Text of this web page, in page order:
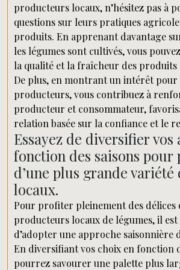
producteurs locaux, n’hésitez pas à
questions sur leurs pratiques
produits. En apprenant davantage
les légumes sont cultivés, vous
la qualité et la fraîcheur des produits
De plus, en montrant un intérêt pour
producteurs, vous contribuez à
producteur et consommateur,
relation basée sur la confiance et le
Essayez de diversifier vos
fonction des saisons
d’une plus grande variété
locaux.
Pour profiter pleinement des délices
producteurs locaux de légumes, il
d’adopter une approche saisonnière
En diversifiant vos choix en fonction
pourrez savourer une palette plus